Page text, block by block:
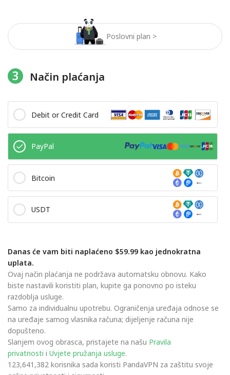
Poslovni plan >
3 Način plaćanja
Debit or Credit Card
PayPal
Bitcoin
USDT
Danas će vam biti naplaćeno $59.99 kao jednokratna
uplata.
Ovaj način plaćanja ne podržava automatsku obnovu. Kako
biste nastavili koristiti plan, kupite ga ponovno po isteku
razdoblja usluge.
Samo za individualnu upotrebu. Ograničenja uređaja odnose se
na uređaje samog vlasnika računa; dijeljenje računa nije
dopušteno.
Slanjem ovog obrasca, pristajete na našu Pravila
privatnosti i Uvjete pružanja usluge.
123,641,382 korisnika sada koristi PandaVPN za zaštitu svoje